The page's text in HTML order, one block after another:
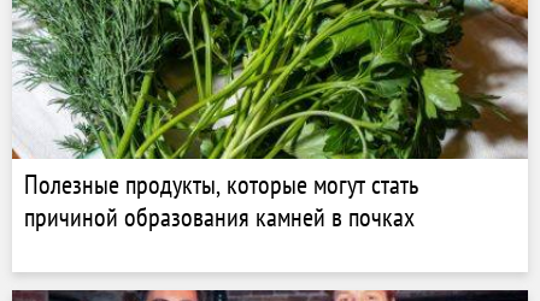
Полезные продукты, которые могут стать
причиной образования камней в почках